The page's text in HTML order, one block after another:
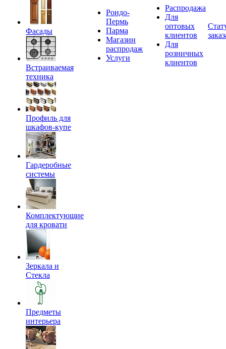
Фасады
Встраиваемая
техника
Профиль для
шкафов-купе
Гардеробные
системы
Комплектующие
для кровати
Зеркала и
Стекла
Предметы
интерьера
Рондо-
Пермь
Парма
Магазин
распродаж
Услуги
Распродажа
Для
оптовых
клиентов
Для
розничных
клиентов